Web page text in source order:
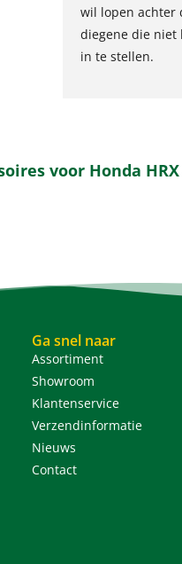
wil lopen achter
diegene die niet
in te stellen.
voor Honda HRX
Ga snel naar
Assortiment
Showroom
Klantenservice
Verzendinformatie
Nieuws
Contact